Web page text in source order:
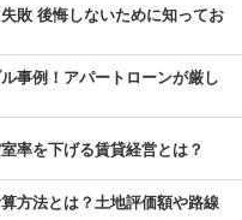
敗 後悔しないために知ってお
事例！アパートローンが厳し
率を下げる賃貸経営とは？
方法とは？土地評価額や路線